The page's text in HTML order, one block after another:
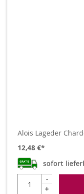
Alois Lageder
12,48 €
sofort
-
+